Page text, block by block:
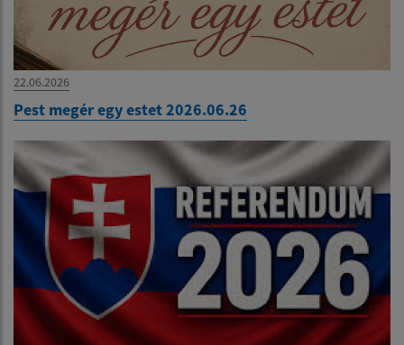
22.06.2026
Pest megér egy estet 2026.06.26